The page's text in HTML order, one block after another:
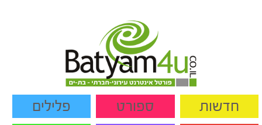
חדשות ספורט
פלילים